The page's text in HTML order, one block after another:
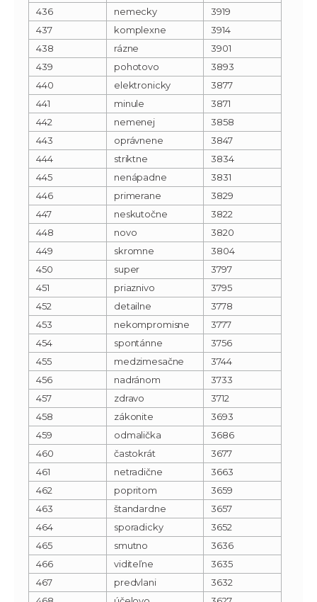
436 nemecky
3919
437
komplexne
3914
438
rázne
3901
439
pohotovo
3893
440
elektronicky
3877
441
minule
3871
442
nemenej
3858
443
oprávnene
3847
444
striktne
3834
445
nenápadne
3831
446
primerane
3829
447
neskutočne
3822
448
novo
3820
449
skromne
3804
450
super
3797
451
priaznivo
3795
452
detailne
3778
453
nekompromisne
3777
454
spontánne
3756
455
medzimesačne
3744
456
nadránom
3733
457
zdravo
3712
458
zákonite
3693
459
odmalička
3686
460
častokrát
3677
461
netradične
3663
462
popritom
3659
463
štandardne
3657
464
sporadicky
3652
465
smutno
3636
466
viditeľne
3635
467
predvlani
3632